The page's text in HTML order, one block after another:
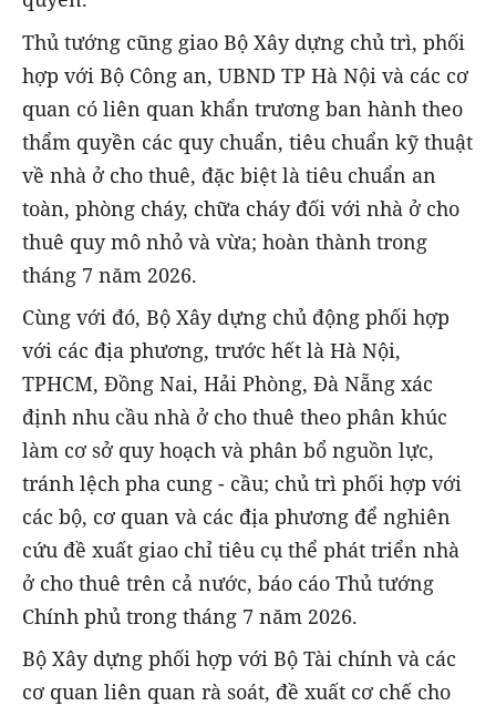
Thủ tướng cũng giao Bộ Xây dựng chủ trì, phối
hợp với Bộ Công an, UBND TP Hà Nội và các cơ
quan có liên quan khẩn trương ban hành theo
thẩm quyền các quy chuẩn, tiêu chuẩn kỹ thuật
về nhà ở cho thuê, đặc biệt là tiêu chuẩn an
toàn, phòng cháy, chữa cháy đối với nhà ở cho
thuê quy mô nhỏ và vừa; hoàn thành trong
tháng 7 năm 2026.
Cùng với đó, Bộ Xây dựng chủ động phối hợp
với các địa phương, trước hết là Hà Nội,
TPHCM, Đồng Nai, Hải Phòng, Đà Nẵng xác
định nhu cầu nhà ở cho thuê theo phân khúc
làm cơ sở quy hoạch và phân bổ nguồn lực,
tránh lệch pha cung - cầu; chủ trì phối hợp với
các bộ, cơ quan và các địa phương để nghiên
cứu đề xuất giao chỉ tiêu cụ thể phát triển nhà
ở cho thuê trên cả nước, báo cáo Thủ tướng
Chính phủ trong tháng 7 năm 2026.
Bộ Xây dựng phối hợp với Bộ Tài chính và các
cơ quan liên quan rà soát, đề xuất cơ chế cho